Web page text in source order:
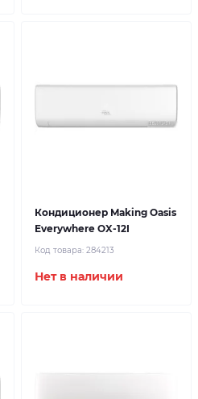
Кондиционер Making Oasis
Everywhere OX-12I
Код товара: 284213
Нет в наличии